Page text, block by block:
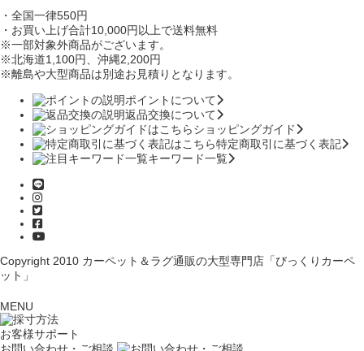
・全国一律550円
・お買い上げ合計10,000円 以上で送料無料
※一部対象外商品がございます。
※北海道1,100円
、沖縄2,200円
※離島や大型商品は別途お見積りとなります。
ポイントについて
返品交換について
ショッピングガイド
特定商取引に基づく表記
キーワード一覧
Copyright 2010 カーペット＆ラグ通販の大型専門店「びっくりカーペ
ット」
MENU
お客様サポート